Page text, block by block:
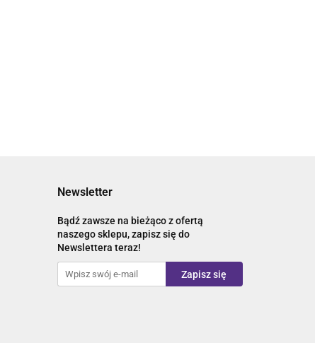
Newsletter
Bądź zawsze na bieżąco z ofertą
naszego sklepu, zapisz się do
Newslettera teraz!